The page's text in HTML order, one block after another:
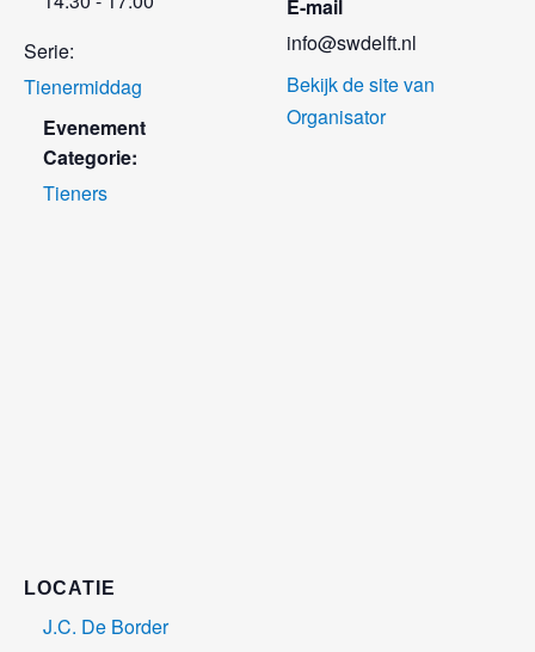
Serie:
Tienermiddag
Evenement
Categorie:
Tieners
E-mail
info@swdelft.nl
Bekijk de site van
Organisator
LOCATIE
J.C. De Border